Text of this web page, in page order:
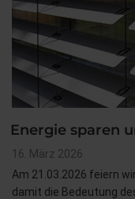
Energie sparen
Veröffentlicht
am
16. März 2026
Am 21.03.2026 feiern
damit die Bedeutung